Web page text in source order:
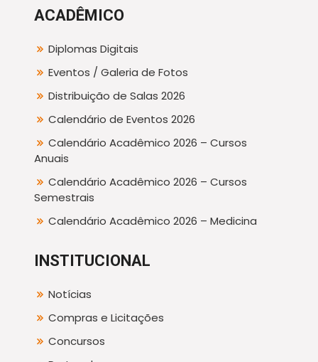
ACADÊMICO
Diplomas Digitais
Eventos / Galeria de Fotos
Distribuição de Salas 2026
Calendário de Eventos 2026
Calendário Acadêmico 2026 – Cursos
Anuais
Calendário Acadêmico 2026 – Cursos
Semestrais
Calendário Acadêmico 2026 – Medicina
INSTITUCIONAL
Notícias
Compras e Licitações
Concursos